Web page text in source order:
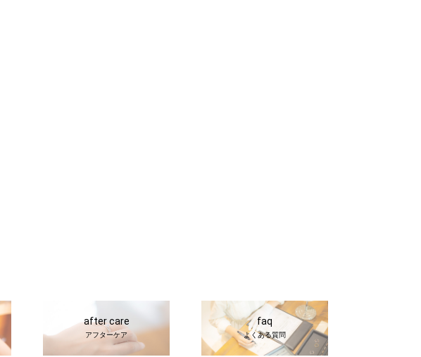
after care
アフターケア
faq
よくある質問